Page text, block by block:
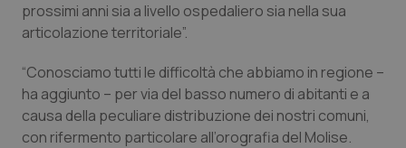
Piemonte
Provincia Autonoma di Bolzano
Provincia Autonoma di Trento
HIV
Infezioni & Febbre
Ipertensione & Scompenso
prossimi anni sia a livello ospedaliero sia nella sua
articolazione territoriale”.
“Conosciamo tutti le difficoltà che abbiamo in regione –
ha aggiunto – per via del basso numero di abitanti e a
causa della peculiare distribuzione dei nostri comuni,
con rifermento particolare all’orografia del Molise.